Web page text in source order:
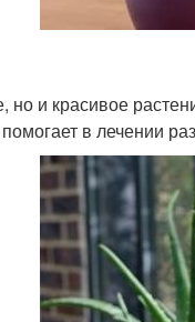
но и красивое
в лечении